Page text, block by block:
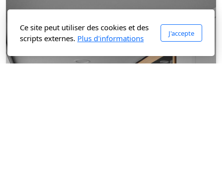
Ce site peut utiliser des cookies et des
scripts externes. Plus d'informations
J'accepte